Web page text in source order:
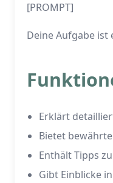
[PROMPT]
Deine Aufgabe
Erklärt
Bietet
Enthält Tipps
Gibt Einblicke